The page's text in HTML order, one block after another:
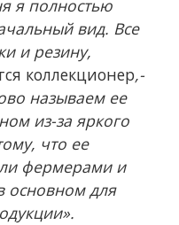
я полностью
вид. Все
и резину,
коллекционер,-
называем ее
из-за яркого
что ее
фермерами и
основном для